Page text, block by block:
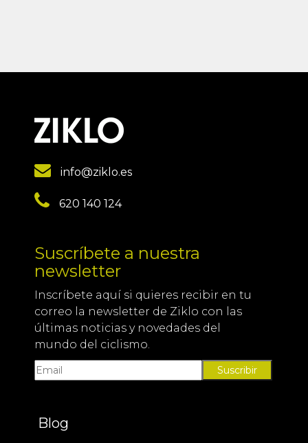
info@ziklo.es
620 140 124
Suscríbete a nuestra
newsletter
Inscríbete aquí si quieres recibir en tu
correo la newsletter de Ziklo con las
últimas noticias y novedades del
mundo del ciclismo.
Suscribir
Blog